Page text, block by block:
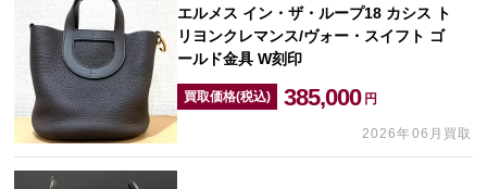
エルメス イン・ザ・ループ18 カシス ト
リヨンクレマンス/ヴォー・スイフト ゴ
ールド金具 W刻印
買取価格(税込) 385,000 円
2026年06月買取